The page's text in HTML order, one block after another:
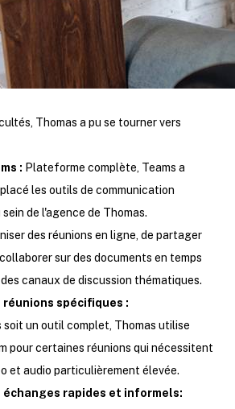
Thomas a pu se tourner vers
: Plateforme complète, Teams a
les outils de communication
de l'agence de Thomas.
des réunions en ligne, de partager
sur des documents en temps
canaux de discussion thématiques.
réunions spécifiques :
soit un outil complet, Thomas utilise
pour certaines réunions qui nécessitent
et audio particulièrement élevée.
échanges rapides et informels: